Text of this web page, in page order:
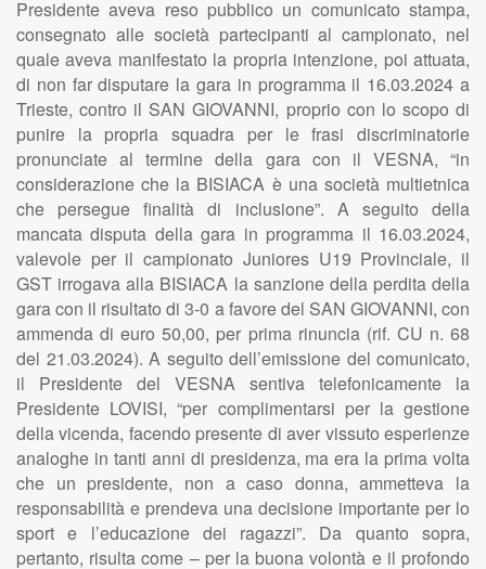
Presidente aveva reso pubblico un comunicato stampa,
consegnato alle società partecipanti al campionato, nel
quale aveva manifestato la propria intenzione, poi attuata,
di non far disputare la gara in programma il 16.03.2024 a
Trieste, contro il SAN GIOVANNI, proprio con lo scopo di
punire la propria squadra per le frasi discriminatorie
pronunciate al termine della gara con il VESNA, “in
considerazione che la BISIACA è una società multietnica
che persegue finalità di inclusione”. A seguito della
mancata disputa della gara in programma il 16.03.2024,
valevole per il campionato Juniores U19 Provinciale, il
GST irrogava alla BISIACA la sanzione della perdita della
gara con il risultato di 3-0 a favore del SAN GIOVANNI, con
ammenda di euro 50,00, per prima rinuncia (rif. CU n. 68
del 21.03.2024). A seguito dell’emissione del comunicato,
il Presidente del VESNA sentiva telefonicamente la
Presidente LOVISI, “per complimentarsi per la gestione
della vicenda, facendo presente di aver vissuto esperienze
analoghe in tanti anni di presidenza, ma era la prima volta
che un presidente, non a caso donna, ammetteva la
responsabilità e prendeva una decisione importante per lo
sport e l’educazione dei ragazzi”. Da quanto sopra,
pertanto, risulta come – per la buona volontà e il profondo